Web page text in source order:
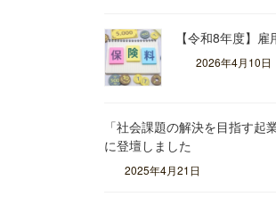
【令和8年度】
2026年4月10日
「社会課題の解決を目指す起
に登壇しました
2025年4月21日